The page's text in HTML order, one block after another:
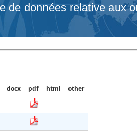
de données relative aux
docx pdf html
other